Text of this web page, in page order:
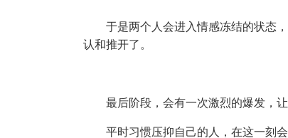
于是两个人会进入情感冻结的状态
认和推开了。
最后阶段，会有一次激烈的爆发，让
平时习惯压抑自己的人，在这一刻